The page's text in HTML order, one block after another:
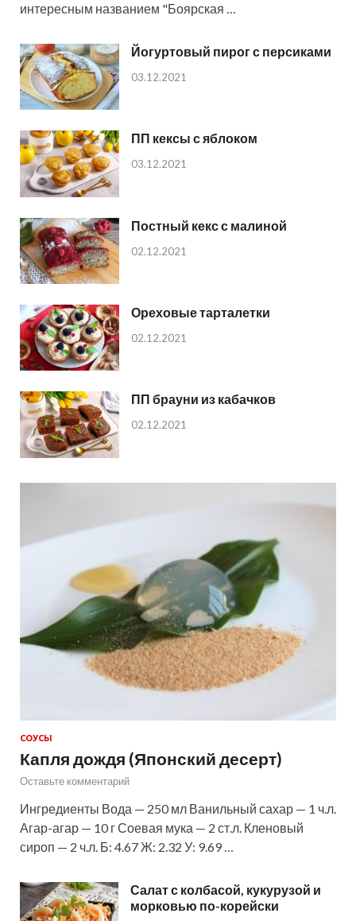
интересным названием "Боярская …
Йогуртовый пирог с персиками
03.12.2021
ПП кексы с яблоком
03.12.2021
Постный кекс с малиной
02.12.2021
Ореховые тарталетки
02.12.2021
ПП брауни из кабачков
02.12.2021
СОУСЫ
Капля дождя (Японский десерт)
Оставьте комментарий
Ингредиенты Вода — 250 мл Ванильный сахар — 1 ч.л.
Агар-агар — 10 г Соевая мука — 2 ст.л. Кленовый
сироп — 2 ч.л. Б: 4.67 Ж: 2.32 У: 9.69 …
Салат с колбасой, кукурузой и
морковью по-корейски